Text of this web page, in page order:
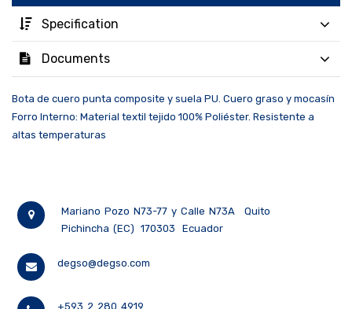
Specification
Documents
Bota de cuero punta composite y suela PU. Cuero graso y mocasín
Forro Interno: Material textil tejido 100% Poliéster. Resistente a
altas temperaturas
Mariano Pozo N73-77 y Calle N73A
Quito
Pichincha (EC)
170303 Ecuador
degso@degso.com
+593 2 280 4919